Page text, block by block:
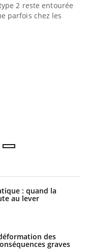
2 reste entourée
parfois chez les
rythme de vie !
en plein air… Nos
: quand la
au lever
des
graves